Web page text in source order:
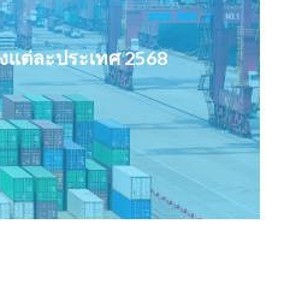
ต่ละประเทศ 2568